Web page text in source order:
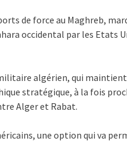
de force au Maghreb,
occidental par les Etats
algérien, qui
stratégique, à la fois
Alger et Rabat.
une option qui va